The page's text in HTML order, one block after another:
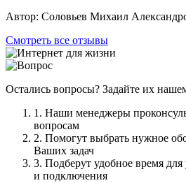
Автор: Соловьев Михаил
Смотреть все отзывы
Остались вопросы? Задайте их
1. Наши менеджеры
вопросам
2. Помогут выбрать нужное
Ваших задач
3. Подберут удобное время
и подключения